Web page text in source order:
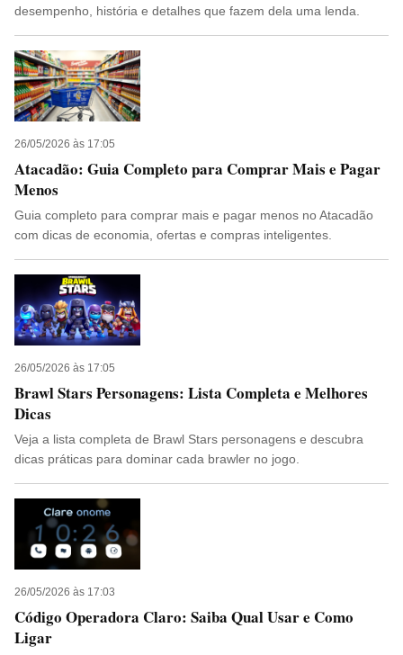
desempenho, história e detalhes que fazem dela uma lenda.
26/05/2026 às 17:05
Atacadão: Guia Completo para Comprar Mais e Pagar
Menos
Guia completo para comprar mais e pagar menos no Atacadão
com dicas de economia, ofertas e compras inteligentes.
26/05/2026 às 17:05
Brawl Stars Personagens: Lista Completa e Melhores
Dicas
Veja a lista completa de Brawl Stars personagens e descubra
dicas práticas para dominar cada brawler no jogo.
26/05/2026 às 17:03
Código Operadora Claro: Saiba Qual Usar e Como
Ligar